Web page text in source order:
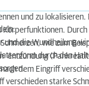
und zu
und die Wundheilung
wie zum
durch den
entzündung
dem Eingriff
verschieden starke